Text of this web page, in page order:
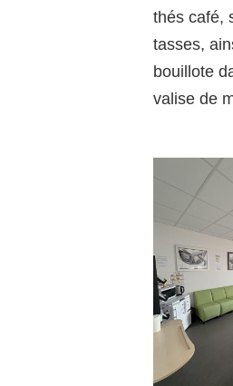
thés café,
tasses,
bouillote
valise de